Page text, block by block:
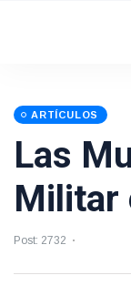
ARTÍCULOS
Las
Militar
Post: 2732